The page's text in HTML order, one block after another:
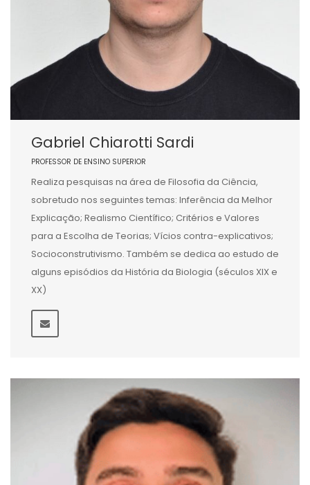
Gabriel Chiarotti Sardi
PROFESSOR DE ENSINO SUPERIOR
Realiza pesquisas na área de Filosofia da Ciência,
sobretudo nos seguintes temas: Inferência da Melhor
Explicação; Realismo Científico; Critérios e Valores
para a Escolha de Teorias; Vícios contra-explicativos;
Socioconstrutivismo. Também se dedica ao estudo de
alguns episódios da História da Biologia (séculos XIX e
XX)